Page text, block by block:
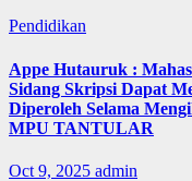
Pendidikan
Appe Hutauruk :
Sidang Skripsi Dapat
Diperoleh Selama
MPU TANTULAR
Oct 9, 2025 admin